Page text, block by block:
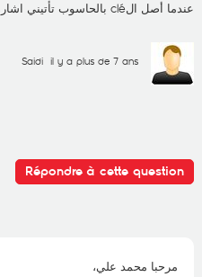
عندما أصل الclé بالحاسوب تأتيني اشارة بانه غير متصل
Saidi il y a plus de 7 ans
Répondre à cette question
مرحبا محمد علي،